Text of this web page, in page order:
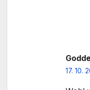
17. 10.